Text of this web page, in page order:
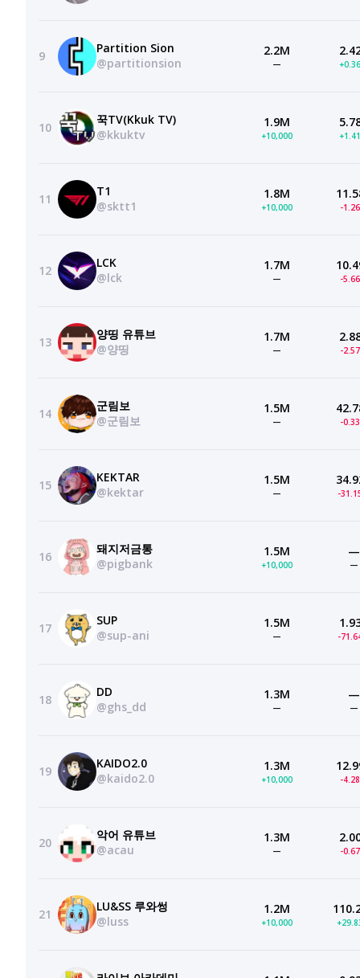
9
Partition Sion
@partitionsion
2.2M
—
10
꾹TV(Kkuk TV)
@kkuktv
1.9M
+10,000
11
T1
@sktt1
1.8M
+10,000 -
12
LCK
@lck
1.7M
— -
13
양띵 유튜브
@양띵
1.7M
— -
14
군림보
@군림보
1.5M
— -
15
KEKTAR
@kektar
1.5M
— -
16
돼지저금통
@pigbank
1.5M
+10,000
—
—
17
SUP
@sup-ani
1.5M
— -
18
DD
@ghs_dd
1.3M
—
—
—
19
KAIDO2.0
@kaido2.0
1.3M
+10,000 -
20
악어 유튜브
@acau
1.3M
— -
21
LU&SS 루와썽
@luss
1.2M
+10,000